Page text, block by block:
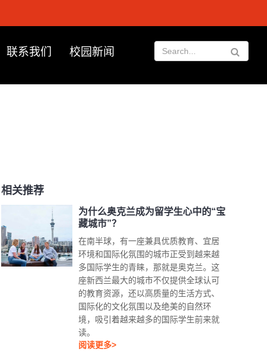
联系我们 校园新闻
相关推荐
为什么奥克兰成为留学生心中的“宝
藏城市”？
在南半球，有一座兼具优质教育、宜居
环境和国际化氛围的城市正受到越来越
多国际学生的青睐，那就是奥克兰。这
座新西兰最大的城市不仅提供全球认可
的教育资源，还以高质量的生活方式、
国际化的文化氛围以及绝美的自然环
境，吸引着越来越多的国际学生前来就
读。
阅读更多>